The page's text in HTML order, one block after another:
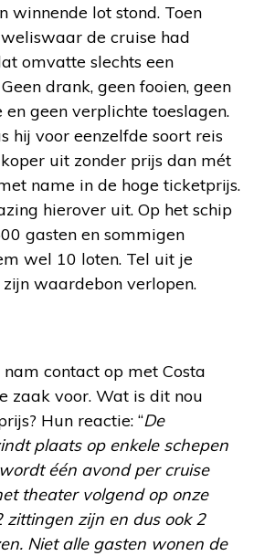
winnende lot stond. Toen
de cruise had
omvatte slechts een
drank, geen fooien, geen
geen verplichte toeslagen.
hij voor eenzelfde soort reis
uit zonder prijs dan mét
name in de hoge ticketprijs.
hierover uit. Op het schip
gasten en sommigen
wel 10 loten. Tel uit je
waardebon verlopen.
contact op met Costa
zaak voor. Wat is dit nou
Hun reactie: “De
plaats op enkele schepen
één avond per cruise
theater volgend op onze
zijn en dus ook 2
Niet alle gasten wonen de